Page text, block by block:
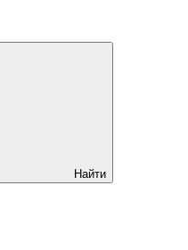
Найти